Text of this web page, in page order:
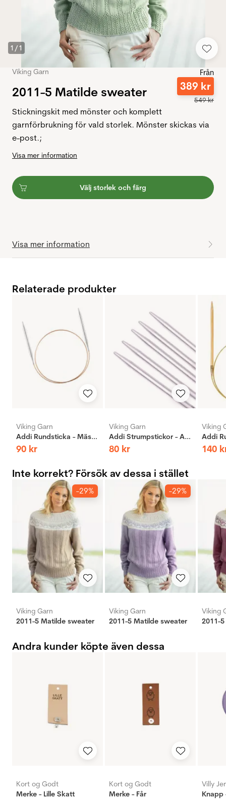
1 /1
Viking Garn
2011-5 Matilde sweater
Från
389 kr
549kr
Stickningskit med mönster och komplett
garnförbrukning för vald storlek. Mönster skickas via
e-post.;
Visa mer information
Välj storlek och färg
Visa mer information
Relaterade produkter
Viking Garn
Addi Rundsticka - Mässing
90 kr
Viking Garn
Addi Strumpstickor - Aluminium
80 kr
Viking
140
Inte korrekt? Försök av dessa i stället
-29%
Viking Garn
2011-5 Matilde sweater
-29%
Viking Garn
2011-5 Matilde sweater
Viking
2011-
Andra kunder köpte även dessa
Kort og Godt
Merke - Lille Skatt
Kort og Godt
Merke - Får
Villy
Knapp